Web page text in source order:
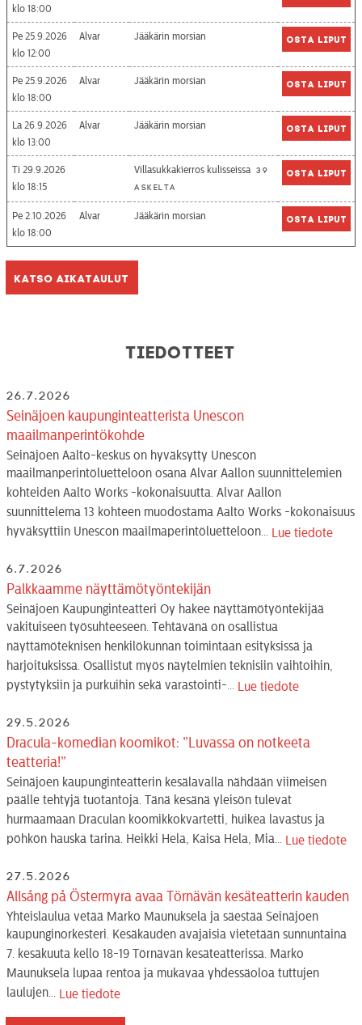
18:00
Pe 25.9.2026
12:00
Alvar Jääkärin morsian Osta liput
Pe 25.9.2026
18:00
Alvar Jääkärin morsian Osta liput
La 26.9.2026
13:00
Alvar Jääkärin morsian Osta liput
Ti 29.9.2026
18:15
Villasukkakierros kulisseissa 39
askelta
Osta liput
Pe 2.10.2026
18:00
Alvar Jääkärin morsian Osta liput
Katso aikataulut
Tiedotteet
26.7.2026
Seinäjoen kaupunginteatterista Unescon
maailmanperintökohde
Seinäjoen Aalto-keskus on hyväksytty Unescon
maailmanperintöluetteloon osana Alvar Aallon suunnittelemien
kohteiden Aalto Works -kokonaisuutta. Alvar Aallon
suunnittelema 13 kohteen muodostama Aalto Works -kokonaisuus
hyväksyttiin Unescon maailmaperintöluetteloon... Lue tiedote
6.7.2026
Palkkaamme näyttämötyöntekijän
Seinäjoen Kaupunginteatteri Oy hakee näyttämötyöntekijää
vakituiseen työsuhteeseen. Tehtävänä on osallistua
näyttämöteknisen henkilökunnan toimintaan esityksissä ja
harjoituksissa. Osallistut myös näytelmien teknisiin vaihtoihin,
pystytyksiin ja purkuihin sekä varastointi-... Lue tiedote
29.5.2026
Dracula-komedian koomikot: ”Luvassa on notkeeta
teatteria!”
Seinäjoen kaupunginteatterin kesälavalla nähdään viimeisen
päälle tehtyjä tuotantoja. Tänä kesänä yleisön tulevat
hurmaamaan Draculan koomikkokvartetti, huikea lavastus ja
pöhkön hauska tarina. Heikki Hela, Kaisa Hela, Mia... Lue tiedote
27.5.2026
Allsång på Östermyra avaa Törnävän kesäteatterin kauden
Yhteislaulua vetää Marko Maunuksela ja säestää Seinäjoen
kaupunginorkesteri. Kesäkauden avajaisia vietetään sunnuntaina
7. kesäkuuta kello 18-19 Törnävän kesäteatterissa. Marko
Maunuksela lupaa rentoa ja mukavaa yhdessäoloa tuttujen
laulujen... Lue tiedote